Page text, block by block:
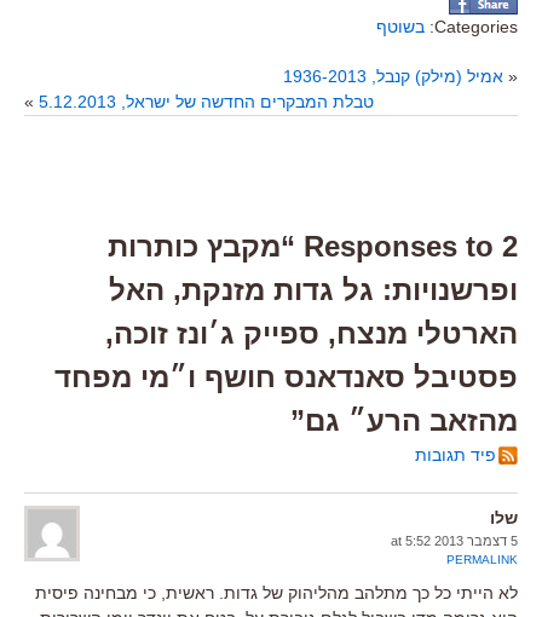
Categories: בשוטף
« אמיל (מילק) קנבל, 1936-2013
טבלת המבקרים החדשה של ישראל, 5.12.2013
»
2 Responses to “מקבץ כותרות
ופרשנויות: גל גדות מזנקת, האל
הארטלי מנצח, ספייק ג׳ונז זוכה,
פסטיבל סאנדאנס חושף ו״מי מפחד
מהזאב הרע״ גם”
פיד תגובות
שלו
5 דצמבר 2013 at 5:52
PERMALINK
לא הייתי כל כך מתלהב מהליהוק של גדות. ראשית, כי מבחינה פיסית